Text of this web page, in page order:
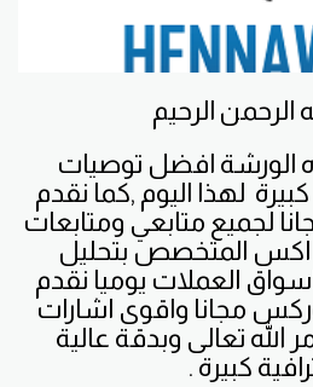
الرحمن الرحيم
الورشة افضل توصيات
كبيرة لهذا اليوم ,كما نقدم
لجميع متابعي ومتابعات
المتخصص بتحليل
العملات يوميا نقدم
مجانا واقوى اشارات
الله تعالى وبدقة عالية
كبيرة .